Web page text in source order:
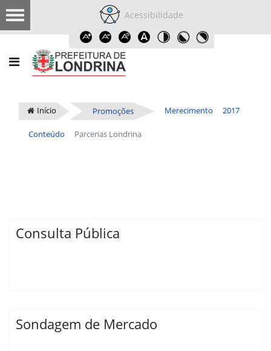
Acessibilidade
Início Promoções Merecimento 2017
Conteúdo Parcerias Londrina
Consulta Pública
Sondagem de Mercado